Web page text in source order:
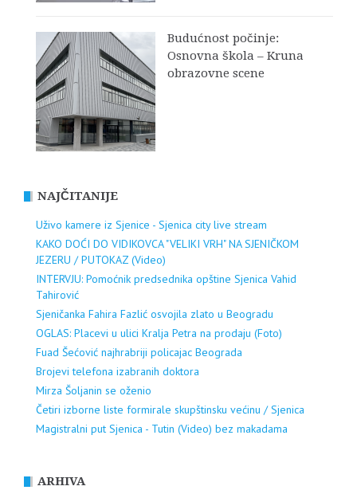
Budućnost počinje:
Osnovna škola – Kruna
obrazovne scene
NAJČITANIJE
Uživo kamere iz Sjenice - Sjenica city live stream
KAKO DOĆI DO VIDIKOVCA "VELIKI VRH" NA SJENIČKOM
JEZERU / PUTOKAZ (Video)
INTERVJU: Pomoćnik predsednika opštine Sjenica Vahid
Tahirović
Sjeničanka Fahira Fazlić osvojila zlato u Beogradu
OGLAS: Placevi u ulici Kralja Petra na prodaju (Foto)
Fuad Šećović najhrabriji policajac Beograda
Brojevi telefona izabranih doktora
Mirza Šoljanin se oženio
Četiri izborne liste formirale skupštinsku većinu / Sjenica
Magistralni put Sjenica - Tutin (Video) bez makadama
ARHIVA